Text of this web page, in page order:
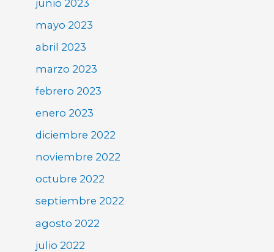
junio 2023
mayo 2023
abril 2023
marzo 2023
febrero 2023
enero 2023
diciembre 2022
noviembre 2022
octubre 2022
septiembre 2022
agosto 2022
julio 2022